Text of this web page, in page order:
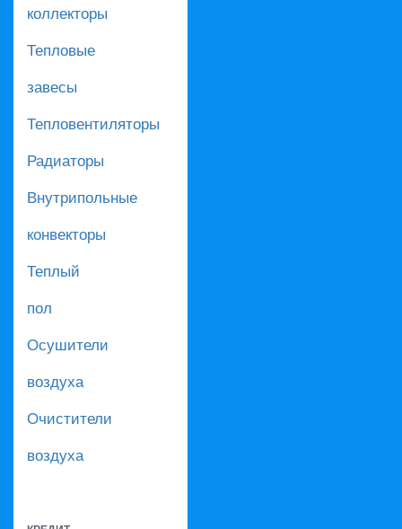
коллекторы
Тепловые
завесы
Тепловентиляторы
Радиаторы
Внутрипольные
конвекторы
Теплый
пол
Осушители
воздуха
Очистители
воздуха